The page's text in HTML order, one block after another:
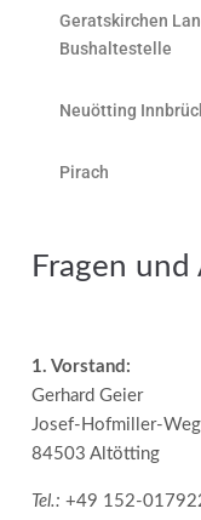
Geratskirchen
Bushaltestelle
Neuötting
Pirach
Fragen
1. Vorstand:
Gerhard Geier
Josef-Hofmiller-
84503 Altötting
Tel.: +49 152-